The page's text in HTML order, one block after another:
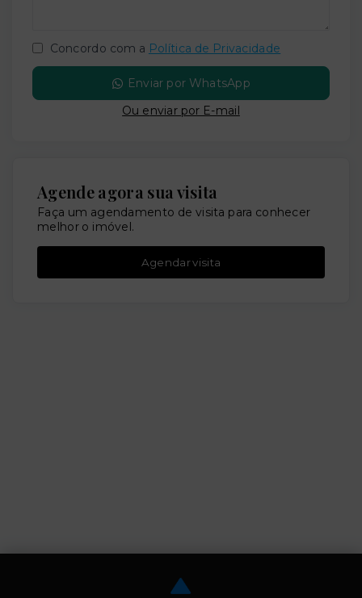
Concordo com a Política de Privacidade
Enviar por WhatsApp
Ou enviar por E-mail
Agende agora sua visita
Faça um agendamento de visita para conhecer
melhor o imóvel.
Agendar visita